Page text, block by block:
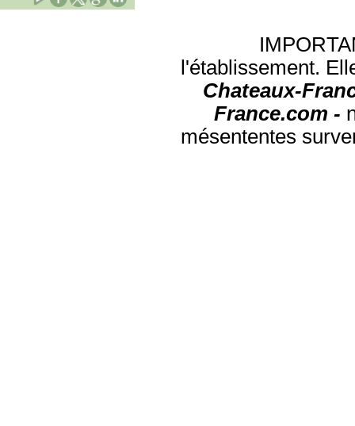
l'établissement.
Chateaux-
France.com -
mésententes